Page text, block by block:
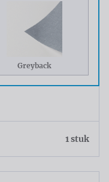
Greyback
1 stuk